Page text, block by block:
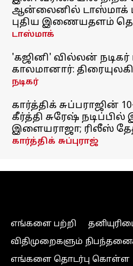
ஆன்லைனில் டாஸ்மாக்
புதிய இணையதளம்
டாஸ்மாக்
'கஜினி' வில்லன் நடிகர்
காலமானார்:
நடிகர்
கார்த்திக் சுப்பராஜின்
கீர்த்தி சுரேஷ்
இளையராஜா; ரிலீஸ்
கார்த்திக் சுப்புராஜ்
எங்களை பற்றி
விதிமுறைகளும்
எங்களை தொடர்பு கொள்ள